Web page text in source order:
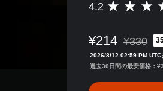
評
は
5
、
均
4.2
¥214 通常価格
¥330
2026/8/12 02:59 PM UTC
過去30日間の最安価格：